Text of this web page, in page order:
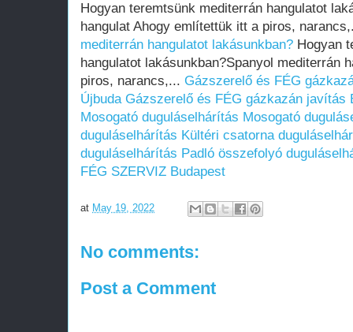
Hogyan teremtsünk mediterrán hangulatot
hangulat Ahogy említettük itt a piros,
mediterrán hangulatot lakásunkban? Hogyan
hangulatot lakásunkban?Spanyol mediterrán
piros, narancs,... Gázszerelő és FÉG
Újbuda Gázszerelő és FÉG gázkazán javítás
Mosogató duguláselhárítás Mosogató
duguláselhárítás Kültéri csatorna
duguláselhárítás Padló összefolyó
FÉG SZERVIZ Budapest
at May 19, 2022
No comments:
Post a Comment